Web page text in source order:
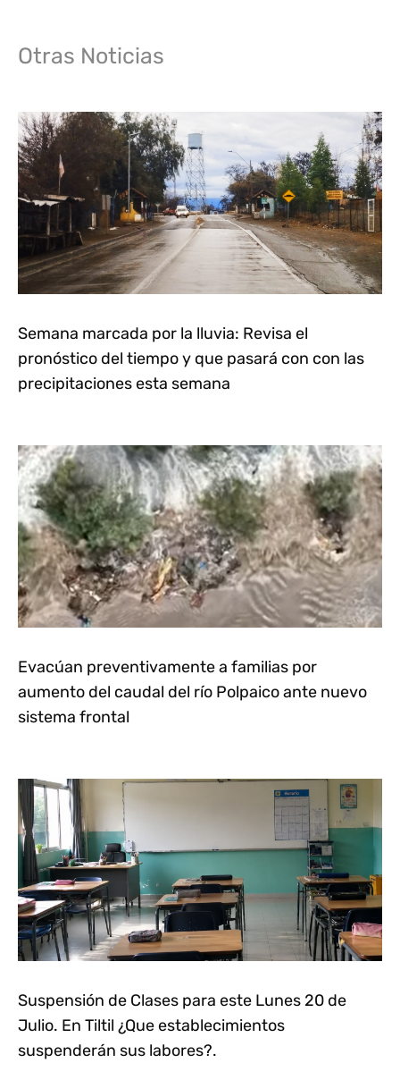
Otras Noticias
Semana marcada por la lluvia: Revisa el
pronóstico del tiempo y que pasará con con las
precipitaciones esta semana
Evacúan preventivamente a familias por
aumento del caudal del río Polpaico ante nuevo
sistema frontal
Suspensión de Clases para este Lunes 20 de
Julio. En Tiltil ¿Que establecimientos
suspenderán sus labores?.